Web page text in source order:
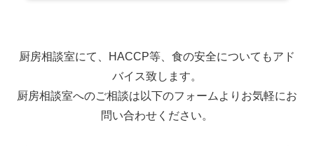
厨房相談室にて、HACCP等、食の安全についてもアド
バイス致します。
厨房相談室へのご相談は以下のフォームよりお気軽にお
問い合わせください。